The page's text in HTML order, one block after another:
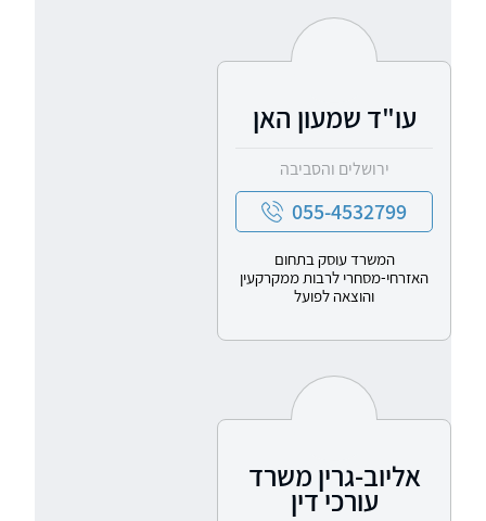
עו"ד שמעון האן
ירושלים והסביבה
055-4532799
המשרד עוסק בתחום
האזרחי-מסחרי לרבות ממקרקעין
והוצאה לפועל
אליוב-גרין משרד
עורכי דין